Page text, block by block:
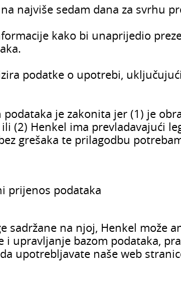
najviše sedam dana za svrhu
kako bi unaprijedio
podatke o upotrebi,
je zakonita jer (1) je
(2) Henkel ima prevladavajući
grešaka te prilagodbu
prijenos podataka
sadržane na njoj, Henkel može
i upravljanje bazom podataka,
upotrebljavate naše web